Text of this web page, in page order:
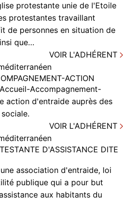
protestante unie de l'Etoile
protestantes travaillant
de personnes en situation de
que…
VOIR L'ADHÉRENT
ACTION
Accompagnement-
action d'entraide auprès des
VOIR L'ADHÉRENT
D'ASSISTANCE DITE
association d'entraide, loi
publique qui a pour but
aux habitants du